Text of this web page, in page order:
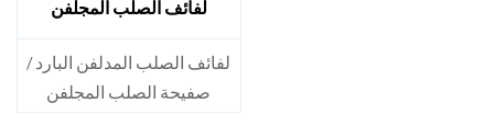
لفائف الصلب المجلفن
S280GD
لفائف الصلب المدلفن البارد /
صفيحة الصلب المجلفن